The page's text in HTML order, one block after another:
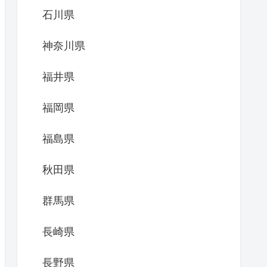
石川県
神奈川県
福井県
福岡県
福島県
秋田県
群馬県
長崎県
長野県